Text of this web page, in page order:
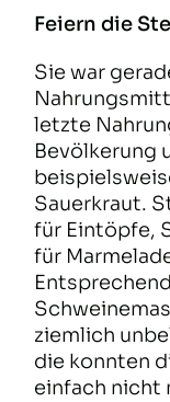
Feiern die
Sie war
letzte
Bevölkerung
Sauerkraut.
für Eintöpfe,
für
ziemlich
die konnten
einfach nicht